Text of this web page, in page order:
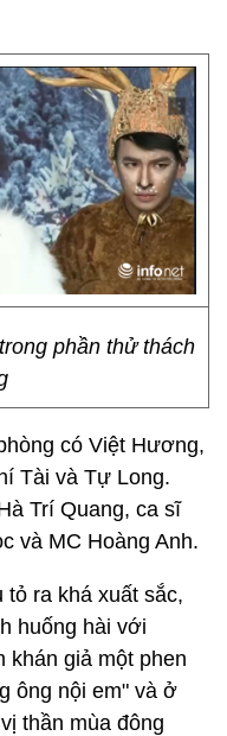
phần thử thách
có Việt Hương,
Tài và Tự Long.
Trí Quang, ca sĩ
và MC Hoàng Anh.
ra khá xuất sắc,
huống hài với
khán giả một phen
ông nội em" và ở
thần mùa đông